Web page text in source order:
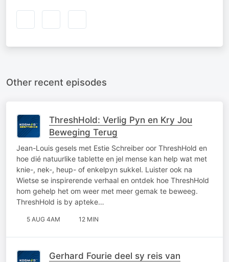
Other recent episodes
ThreshHold: Verlig Pyn en Kry Jou
Beweging Terug
Jean-Louis gesels met Estie Schreiber oor ThreshHold en
hoe dié natuurlike tablette en jel mense kan help wat met
knie-, nek-, heup- of enkelpyn sukkel. Luister ook na
Wietse se inspirerende verhaal en ontdek hoe ThreshHold
hom gehelp het om weer met meer gemak te beweeg.
ThreshHold is by apteke…
5 AUG 4AM 12 MIN
Gerhard Fourie deel sy reis van